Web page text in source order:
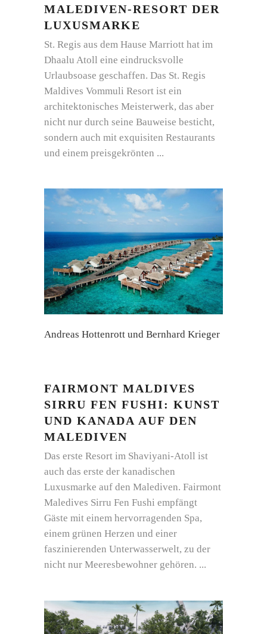
MALEDIVEN-RESORT DER
LUXUSMARKE
St. Regis aus dem Hause Marriott hat im
Dhaalu Atoll eine eindrucksvolle
Urlaubsoase geschaffen. Das St. Regis
Maldives Vommuli Resort ist ein
architektonisches Meisterwerk, das aber
nicht nur durch seine Bauweise besticht,
sondern auch mit exquisiten Restaurants
und einem preisgekrönten
Andreas Hottenrott und Bernhard Krieger
FAIRMONT MALDIVES
SIRRU FEN FUSHI: KUNST
UND KANADA AUF DEN
MALEDIVEN
Das erste Resort im Shaviyani-Atoll ist
auch das erste der kanadischen
Luxusmarke auf den Malediven. Fairmont
Maledives Sirru Fen Fushi empfängt
Gäste mit einem hervorragenden Spa,
einem grünen Herzen und einer
faszinierenden Unterwasserwelt, zu der
nicht nur Meeresbewohner gehören.